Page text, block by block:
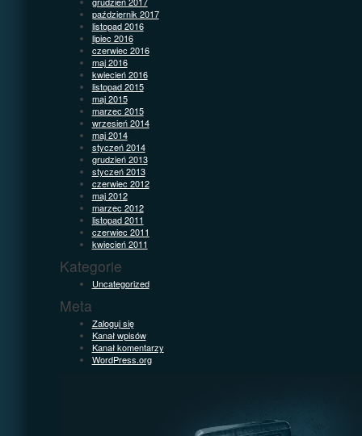
październik 2017
listopad 2016
lipiec 2016
czerwiec 2016
maj 2016
kwiecień 2016
listopad 2015
maj 2015
marzec 2015
wrzesień 2014
maj 2014
styczeń 2014
grudzień 2013
styczeń 2013
czerwiec 2012
maj 2012
marzec 2012
listopad 2011
czerwiec 2011
kwiecień 2011
Kategorie
Uncategorized
Meta
Zaloguj się
Kanał wpisów
Kanał komentarzy
WordPress.org